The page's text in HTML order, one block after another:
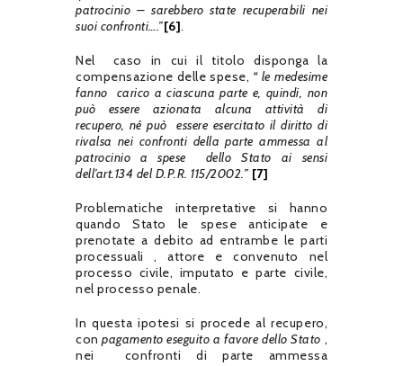
patrocinio – sarebbero state recuperabili nei
suoi confronti….”[6].
Nel caso in cui il titolo disponga la
compensazione delle spese, “ le medesime
fanno carico a ciascuna parte e, quindi, non
può essere azionata alcuna attività di
recupero, né può essere esercitato il diritto di
rivalsa nei confronti della parte ammessa al
patrocinio a spese dello Stato ai sensi
dell’art.134 del D.P.R. 115/2002.” [7]
Problematiche interpretative si hanno
quando Stato le spese anticipate e
prenotate a debito ad entrambe le parti
processuali , attore e convenuto nel
processo civile, imputato e parte civile,
nel processo penale.
In questa ipotesi si procede al recupero,
conpagamento eseguito a favore dello Stato ,
nei confronti di parte ammessa